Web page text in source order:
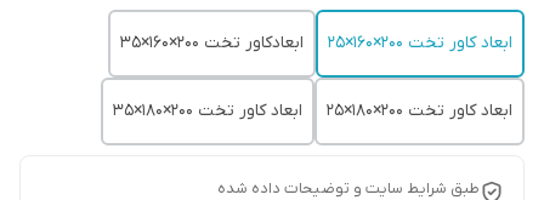
ابعاد کاور تخت 200×160×25 ابعادکاور تخت ۲۰۰×160×35
ابعاد کاور تخت ۲۰۰×180×25 ابعاد کاور تخت ۲۰۰×180×35
طبق شرایط سایت و توضیحات داده شده